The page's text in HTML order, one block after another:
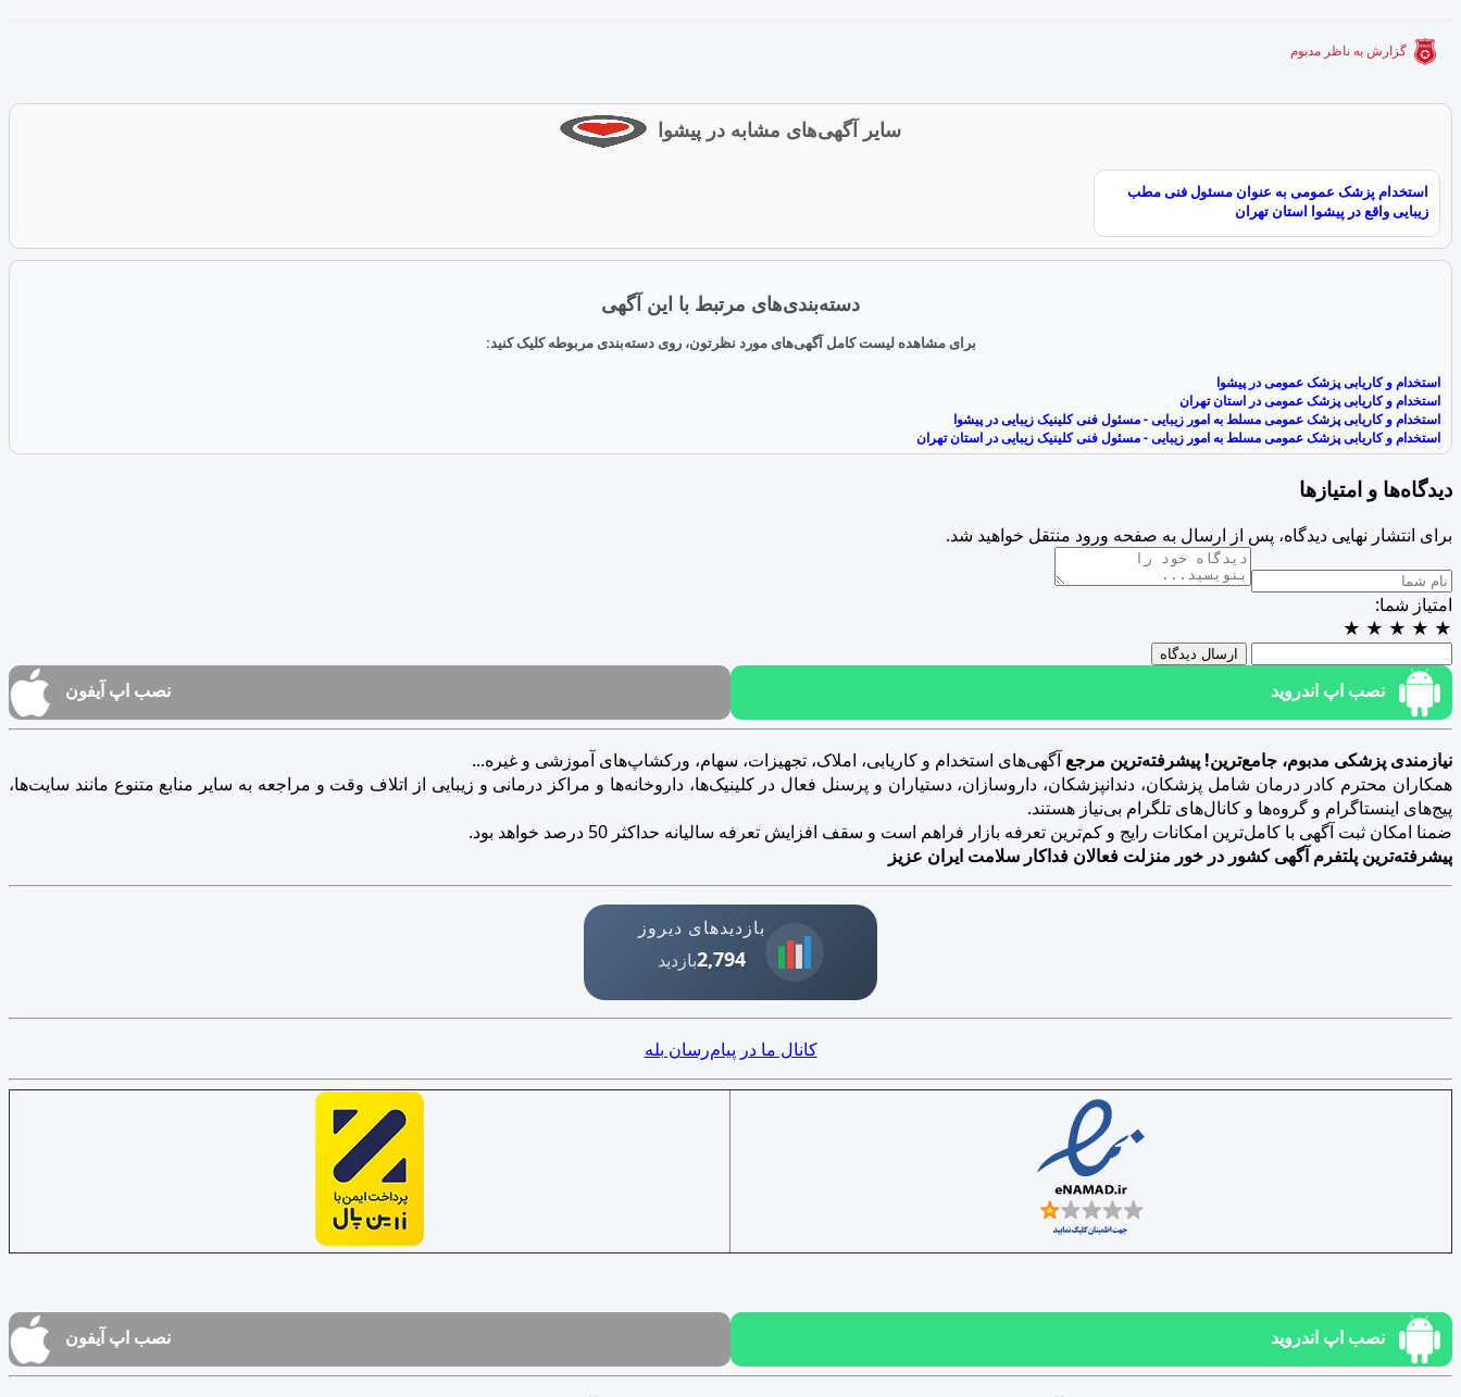
گزارش به ناظر مدبوم
سایر آگهی‌های مشابه در پیشوا
استخدام پزشک عمومی به عنوان مسئول فنی مطب
زیبایی واقع در پیشوا استان تهران
دسته‌بندی‌های مرتبط با این آگهی
برای مشاهده لیست کامل آگهی‌های مورد نظرتون، روی دسته‌بندی مربوطه کلیک کنید:
استخدام و کاریابی پزشک عمومی در پیشوا
استخدام و کاریابی پزشک عمومی در استان تهران
استخدام و کاریابی پزشک عمومی مسلط به امور زیبایی - مسئول فنی کلینیک زیبایی در پیشوا
استخدام و کاریابی پزشک عمومی مسلط به امور زیبایی - مسئول فنی کلینیک زیبایی در استان تهران
دیدگاه‌ها و امتیازها
برای انتشار نهایی دیدگاه، پس از ارسال به صفحه ورود منتقل خواهید شد.
امتیاز شما:
★
★
★
★
★
ارسال دیدگاه
نصب اپ اندروید نصب اپ آیفون
نیازمندی پزشکی مدبوم، جامع‌ترین! پیشرفته‌ترین مرجع آگهی‌های استخدام و کاریابی، املاک، تجهیزات، سهام، ورکشاپ‌های آموزشی و غیره...
همکاران محترم کادر درمان شامل پزشکان، دندانپزشکان، داروسازان، دستیاران و پرسنل فعال در کلینیک‌ها، داروخانه‌ها و مراکز درمانی و زیبایی از اتلاف وقت و مراجعه به سایر منابع متنوع مانند سایت‌ها،
پیج‌های اینستاگرام و گروه‌ها و کانال‌های تلگرام بی‌نیاز هستند.
ضمنا امکان ثبت آگهی با کامل‌ترین امکانات رایج و کم‌ترین تعرفه بازار فراهم است و سقف افزایش تعرفه سالیانه حداکثر 50 درصد خواهد بود.
پیشرفته‌ترین پلتفرم آگهی کشور در خور منزلت فعالان فداکار سلامت ایران عزیز
بازدیدهای دیروز
2,794بازدید
کانال ما در پیام‌رسان بله
نصب اپ اندروید نصب اپ آیفون